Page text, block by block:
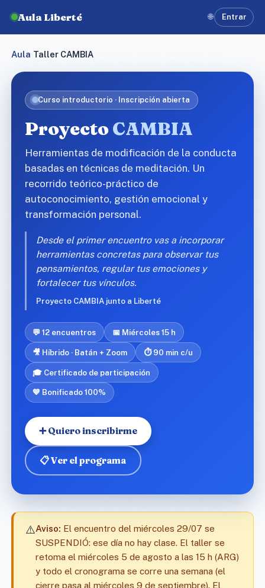
Aula Liberté 🌐 Entrar
Aula Taller CAMBIA
Curso introductorio · Inscripción abierta
ProyectoCAMBIA
Herramientas de modificación de la conducta
basadas en técnicas de meditación. Un
recorrido teórico-práctico de
autoconocimiento, gestión emocional y
transformación personal.
Desde el primer encuentro vas a incorporar
herramientas concretas para observar tus
pensamientos, regular tus emociones y
fortalecer tus vínculos.
Proyecto CAMBIA junto a Liberté
💬 12 encuentros 📅 Miércoles 15 h
🎥 Híbrido · Batán + Zoom ⏱️ 90 min c/u
🎓 Certificado de participación
💙 Bonificado 100%
➕ Quiero inscribirme
📋 Ver el programa
⚠️Aviso: El encuentro del miércoles 29/07 se
SUSPENDIÓ: ese día no hay clase. El taller se
retoma el miércoles 5 de agosto a las 15 h (ARG)
y todo el cronograma se corre una semana (el
cierre pasa al miércoles 9 de septiembre). El